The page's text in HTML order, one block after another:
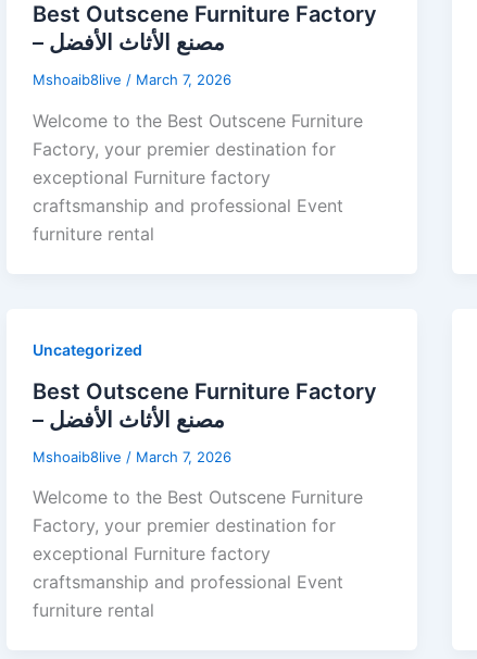
Best Outscene Furniture Factory
– مصنع الأثاث الأفضل
Mshoaib8live / March 7, 2026
Welcome to the Best Outscene Furniture
Factory, your premier destination for
exceptional Furniture factory
craftsmanship and professional Event
furniture rental
Uncategorized
Best Outscene Furniture Factory
– مصنع الأثاث الأفضل
Mshoaib8live / March 7, 2026
Welcome to the Best Outscene Furniture
Factory, your premier destination for
exceptional Furniture factory
craftsmanship and professional Event
furniture rental